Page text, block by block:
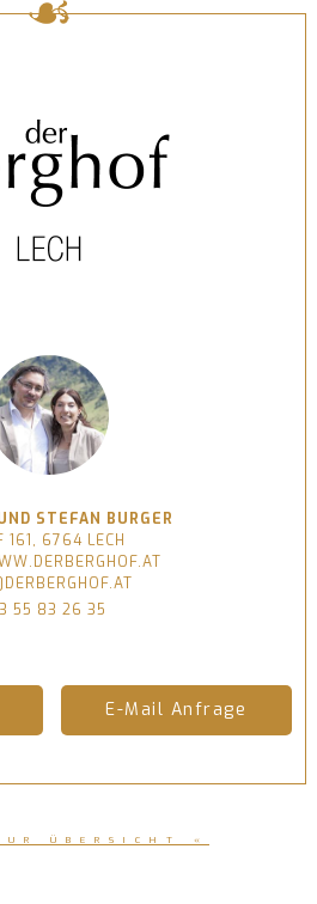
STEFAN BURGER
161, 6764 LECH
55 83 26 35
E-Mail Anfrage
ÜBERSICHT «